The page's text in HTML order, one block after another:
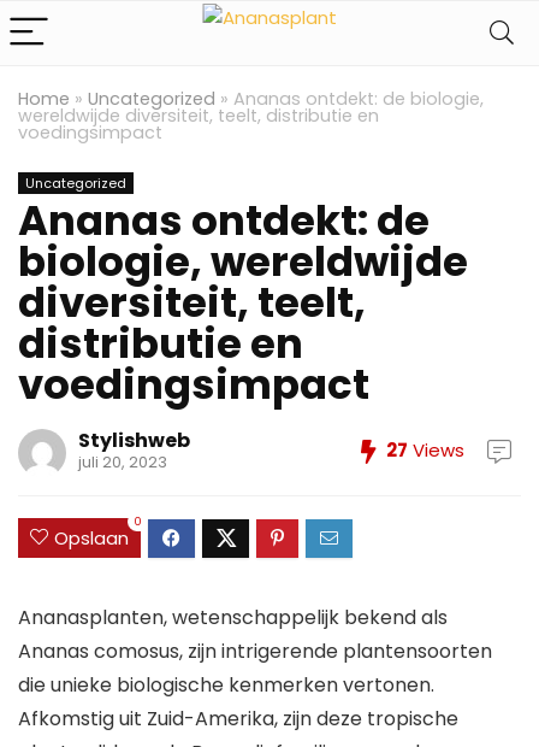
Home » Uncategorized » Ananas ontdekt: de biologie,
wereldwijde diversiteit, teelt, distributie en
voedingsimpact
Uncategorized
Ananas ontdekt: de
biologie, wereldwijde
diversiteit, teelt,
distributie en
voedingsimpact
Stylishweb
juli 20, 2023 27 Views
Opslaan
0
Ananasplanten, wetenschappelijk bekend als
Ananas comosus, zijn intrigerende plantensoorten
die unieke biologische kenmerken vertonen.
Afkomstig uit Zuid-Amerika, zijn deze tropische